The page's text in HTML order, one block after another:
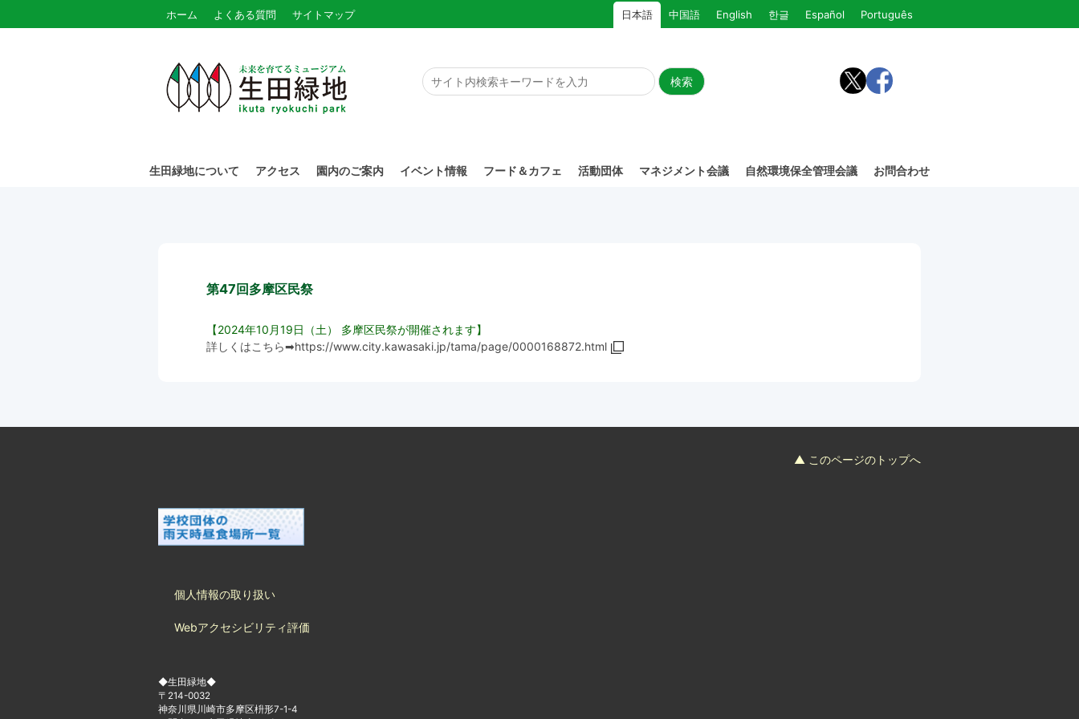
ホーム よくある質問 サイトマップ 日本語 中国語 English 한글 Español Português
生田緑地について アクセス 園内のご案内 イベント情報 フード＆カフェ 活動団体 マネジメント会議 自然環境保全管理会議 お問合わせ
第47回多摩区民祭
【2024年10月19日（土） 多摩区民祭が開催されます】
詳しくはこちら➡https://www.city.kawasaki.jp/tama/page/0000168872.html
▲ このページのトップへ
個人情報の取り扱い
Webアクセシビリティ評価
◆生田緑地◆
〒214-0032
神奈川県川崎市多摩区枡形7-1-4